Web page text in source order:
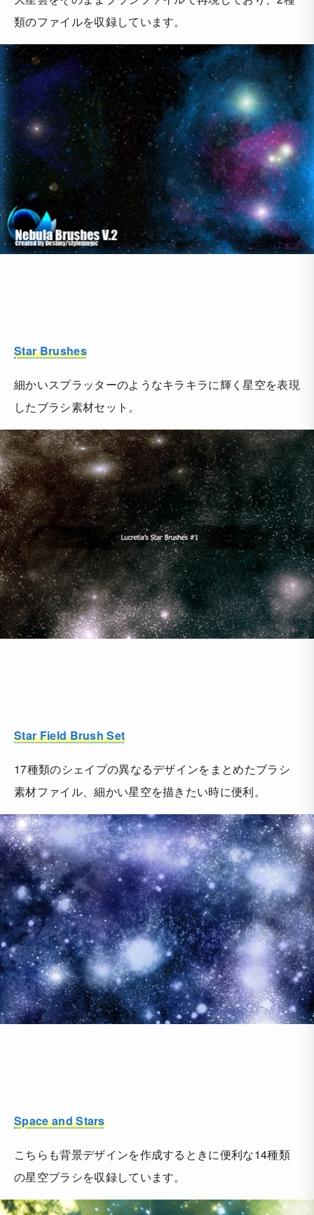
類のファイルを収録しています。
Star Brushes
細かいスプラッターのようなキラキラに輝く星空を表現
したブラシ素材セット。
Star Field Brush Set
17種類のシェイプの異なるデザインをまとめたブラシ
素材ファイル、細かい星空を描きたい時に便利。
Space and Stars
こちらも背景デザインを作成するときに便利な14種類
の星空ブラシを収録しています。